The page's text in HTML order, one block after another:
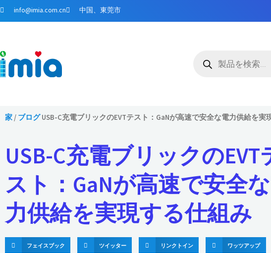
コ
ツ
に
ス
プ
info@imia.com.cn 中国、東莞市
家 / ブログUSB-C充電ブリックのEVTテスト：GaNが高速で安全な電力供給を実
USB-C充電ブリックのEVT
スト：GaNが高速で安全
力供給を実現する仕組み
フェイスブック ツイッター リンクトイン ワッツアップ